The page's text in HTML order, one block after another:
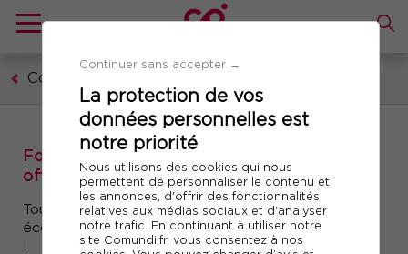
Continuer sans accepter →
La protection de vos
données personnelles est
notre priorité
Nous utilisons des cookies qui nous
permettent de personnaliser le contenu et
les annonces, d'offrir des fonctionnalités
relatives aux médias sociaux et d'analyser
notre trafic. En continuant à utiliser notre
site Comundi.fr, vous consentez à nos
Communication, marketing, digital
Formation : Evaluer l'impact sociétal d'une
offre de produits ou services
Toutes les clés pour analyser les impacts sociaux,
économiques et environnementaux de vos offres
!